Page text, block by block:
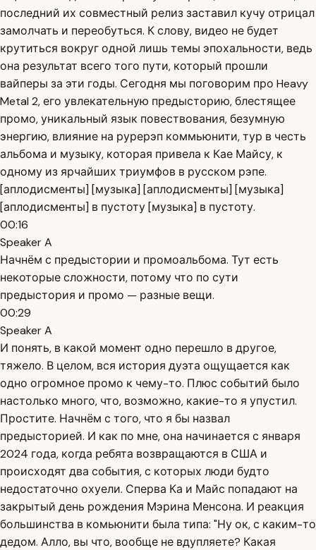
последний их совместный релиз заставил кучу отрицал
замолчать и переобуться. К слову, видео не будет
крутиться вокруг одной лишь темы эпохальности, ведь
она результат всего того пути, который прошли
вайперы за эти годы. Сегодня мы поговорим про Heavy
Metal 2, его увлекательную предысторию, блестящее
промо, уникальный язык повествования, безумную
энергию, влияние на рурерэп коммьюнити, тур в честь
альбома и музыку, которая привела к Кае Майсу, к
одному из ярчайших триумфов в русском рэпе.
[аплодисменты] [музыка] [аплодисменты] [музыка]
[аплодисменты] в пустоту [музыка] в пустоту.
00:16
Speaker A
Начнём с предыстории и промоальбома. Тут есть
некоторые сложности, потому что по сути
предыстория и промо — разные вещи.
00:29
Speaker A
И понять, в какой момент одно перешло в другое,
тяжело. В целом, вся история дуэта ощущается как
одно огромное промо к чему-то. Плюс событий было
настолько много, что, возможно, какие-то я упустил.
Простите. Начнём с того, что я бы назвал
предысторией. И как по мне, она начинается с января
2024 года, когда ребята возвращаются в США и
происходят два события, с которых люди будто
недостаточно охуели. Сперва Ка и Майс попадают на
закрытый день рождения Мэрина Менсона. И реакция
большинства в комьюнити была типа: "Ну ок, с каким-то
дедом. Алло, вы что, вообще не вдупляете? Какая